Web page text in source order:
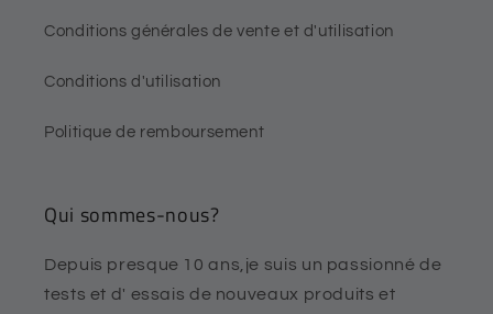
Conditions générales de vente et d'utilisation
Conditions d'utilisation
Politique de remboursement
Qui sommes-nous?
Depuis presque 10 ans,je suis un passionné de
tests et d' essais de nouveaux produits et